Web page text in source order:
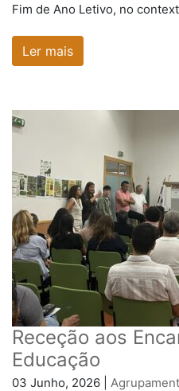
Fim de Ano Letivo, no
Ler mais
Receção aos
Educação
03 Junho, 2026 |